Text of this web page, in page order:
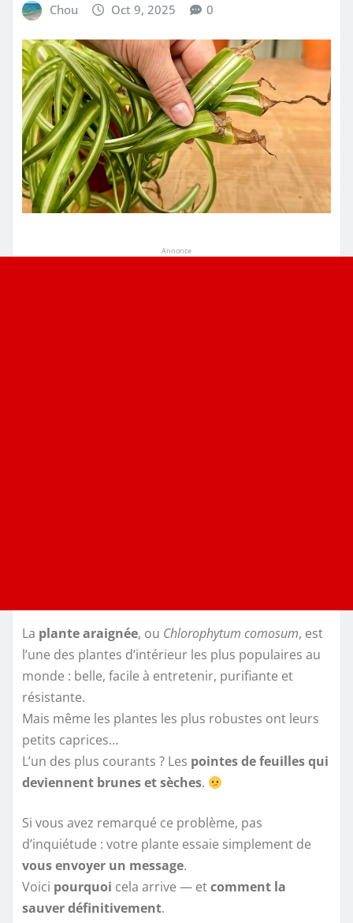
Chou Oct 9, 2025 0
Annonce
La plante araignée, ou Chlorophytum comosum, est
l’une des plantes d’intérieur les plus populaires au
monde : belle, facile à entretenir, purifiante et
résistante.
Mais même les plantes les plus robustes ont leurs
petits caprices…
L’un des plus courants ? Les pointes de feuilles qui
deviennent brunes et sèches.
Si vous avez remarqué ce problème, pas
d’inquiétude : votre plante essaie simplement de
vous envoyer un message.
Voici pourquoi cela arrive — etcomment la
sauver définitivement.